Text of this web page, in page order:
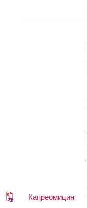
Капреомицин